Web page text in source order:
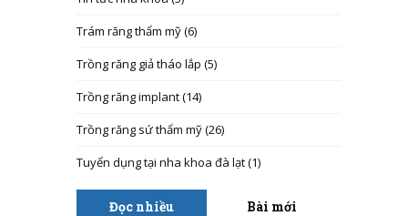
Trám răng thẩm mỹ(6)
Trồng răng giả tháo lắp (5)
Trồng răng implant(14)
Trồng răng sứ thẩm mỹ(26)
Tuyển dụng tại nha khoa đà lạt(1)
Đọc nhiều Bài mới